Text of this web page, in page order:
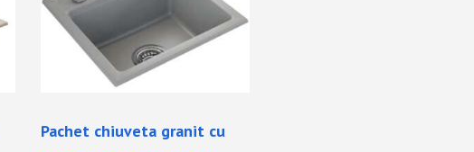
Pachet chiuveta granit cu